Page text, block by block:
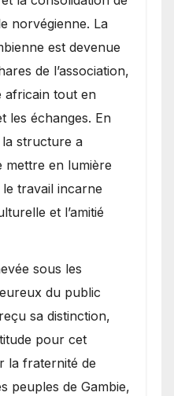
norvégienne. La
est devenue
de l’association,
africain tout en
les échanges. En
structure a
mettre en lumière
travail incarne
et l’amitié
sous les
du public
sa distinction,
pour cet
la fraternité de
peuples de Gambie,